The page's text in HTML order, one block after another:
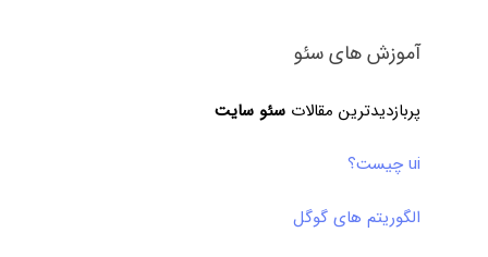
آموزش های سئو
پربازدیدترین مقالات سئو سایت
ui چیست؟
الگوریتم های گوگل